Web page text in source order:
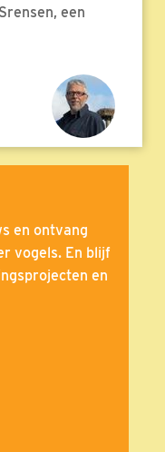
een
en ontvang
vogels. En blijf
en